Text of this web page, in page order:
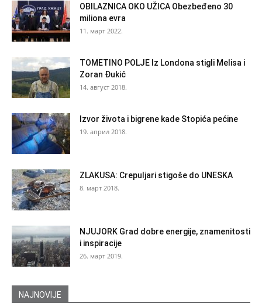
OBILAZNICA OKO UŽICA Obezbeđeno 30
miliona evra
11. март 2022.
TOMETINO POLJE Iz Londona stigli Melisa i
Zoran Đukić
14. август 2018.
Izvor života i bigrene kade Stopića pećine
19. април 2018.
ZLAKUSA: Crepuljari stigoše do UNESKA
8. март 2018.
NJUJORK Grad dobre energije, znamenitosti
i inspiracije
26. март 2019.
NAJNOVIJE